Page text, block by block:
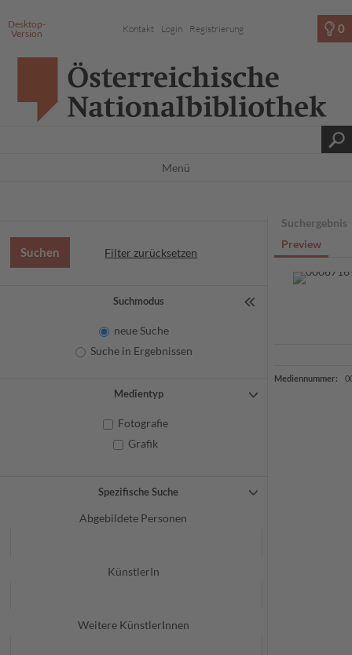
Desktop-
Version
Kontakt Login Registrierung 0
Menü
Filter zurücksetzen
Suchmodus
neue Suche
Suche in Ergebnissen
Medientyp
Fotografie
Grafik
Spezifische Suche
Abgebildete Personen
KünstlerIn
Weitere KünstlerInnen
Suchergebnis
Preview
Mediennummer: